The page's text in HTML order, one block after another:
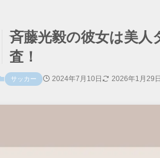
斉藤光毅の彼女は美
査！
サッカー 2024年7月10日 2026年1月29日